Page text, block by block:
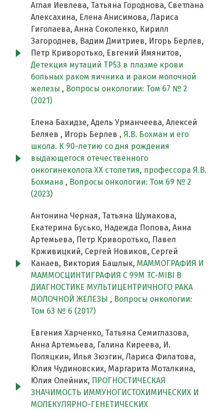
Аглая Иевлева, Татьяна Городнова, Светлана
Алексахина, Елена Анисимова, Лариса
Гиголаева, Анна Соколенко, Кирилл
Загороднев, Вадим Дмитриев, Игорь Берлев,
Петр Криворотько, Евгений Имянитов,
Детекция мутаций TP53 в плазме крови
больных раком яичника и раком молочной
железы , Вопросы онкологии: Том 67 № 2
(2021)
Елена Бахидзе, Адель Урманчеева, Алексей
Беляев , Игорь Берлев , Я.В. Бохман и его
школа. К 90-летию со дня рождения
выдающегося отечественного
онкогинеколога XX столетия, профессора Я.В.
Бохмана , Вопросы онкологии: Том 69 № 2
(2023)
Антонина Черная, Татьяна Шумакова,
Екатерина Бусько, Надежда Попова, Анна
Артемьева, Петр Криворотько, Павел
Крживицкий, Сергей Новиков, Сергей
Канаев, Виктория Башлык, МАММОГРАФИЯ И
МАММОСЦИНТИГРАФИЯ С 99М TC-MIBI В
ДИАГНОСТИКЕ МУЛЬТИЦЕНТРИЧНОГО РАКА
МОЛОЧНОЙ ЖЕЛЕЗЫ , Вопросы онкологии:
Том 63 № 6 (2017)
Евгения Харченко, Татьяна Семиглазова,
Анна Артемьева, Галина Киреева, И.
Поляцкин, Илья Зюзгин, Лариса Филатова,
Юлия Чудиновских, Маргарита Моталкина,
Юлия Олейник, ПРОГНОСТИЧЕСКАЯ
ЗНАЧИМОСТЬ ИММУНОГИСТОХИМИЧЕСКИХ И
МОЛЕКУЛЯРНО-ГЕНЕТИЧЕСКИХ